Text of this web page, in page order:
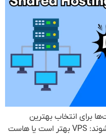
بهترین
سرویس میزبانی با سوال مواجه می‌شوند: VPS بهتر است یا هاست